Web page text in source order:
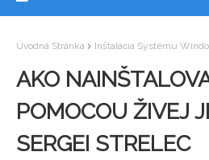
Úvodná Stránka Inštalácia Systému
AKO
POMOCOU ŽIVEJ
SERGEI STRELEC